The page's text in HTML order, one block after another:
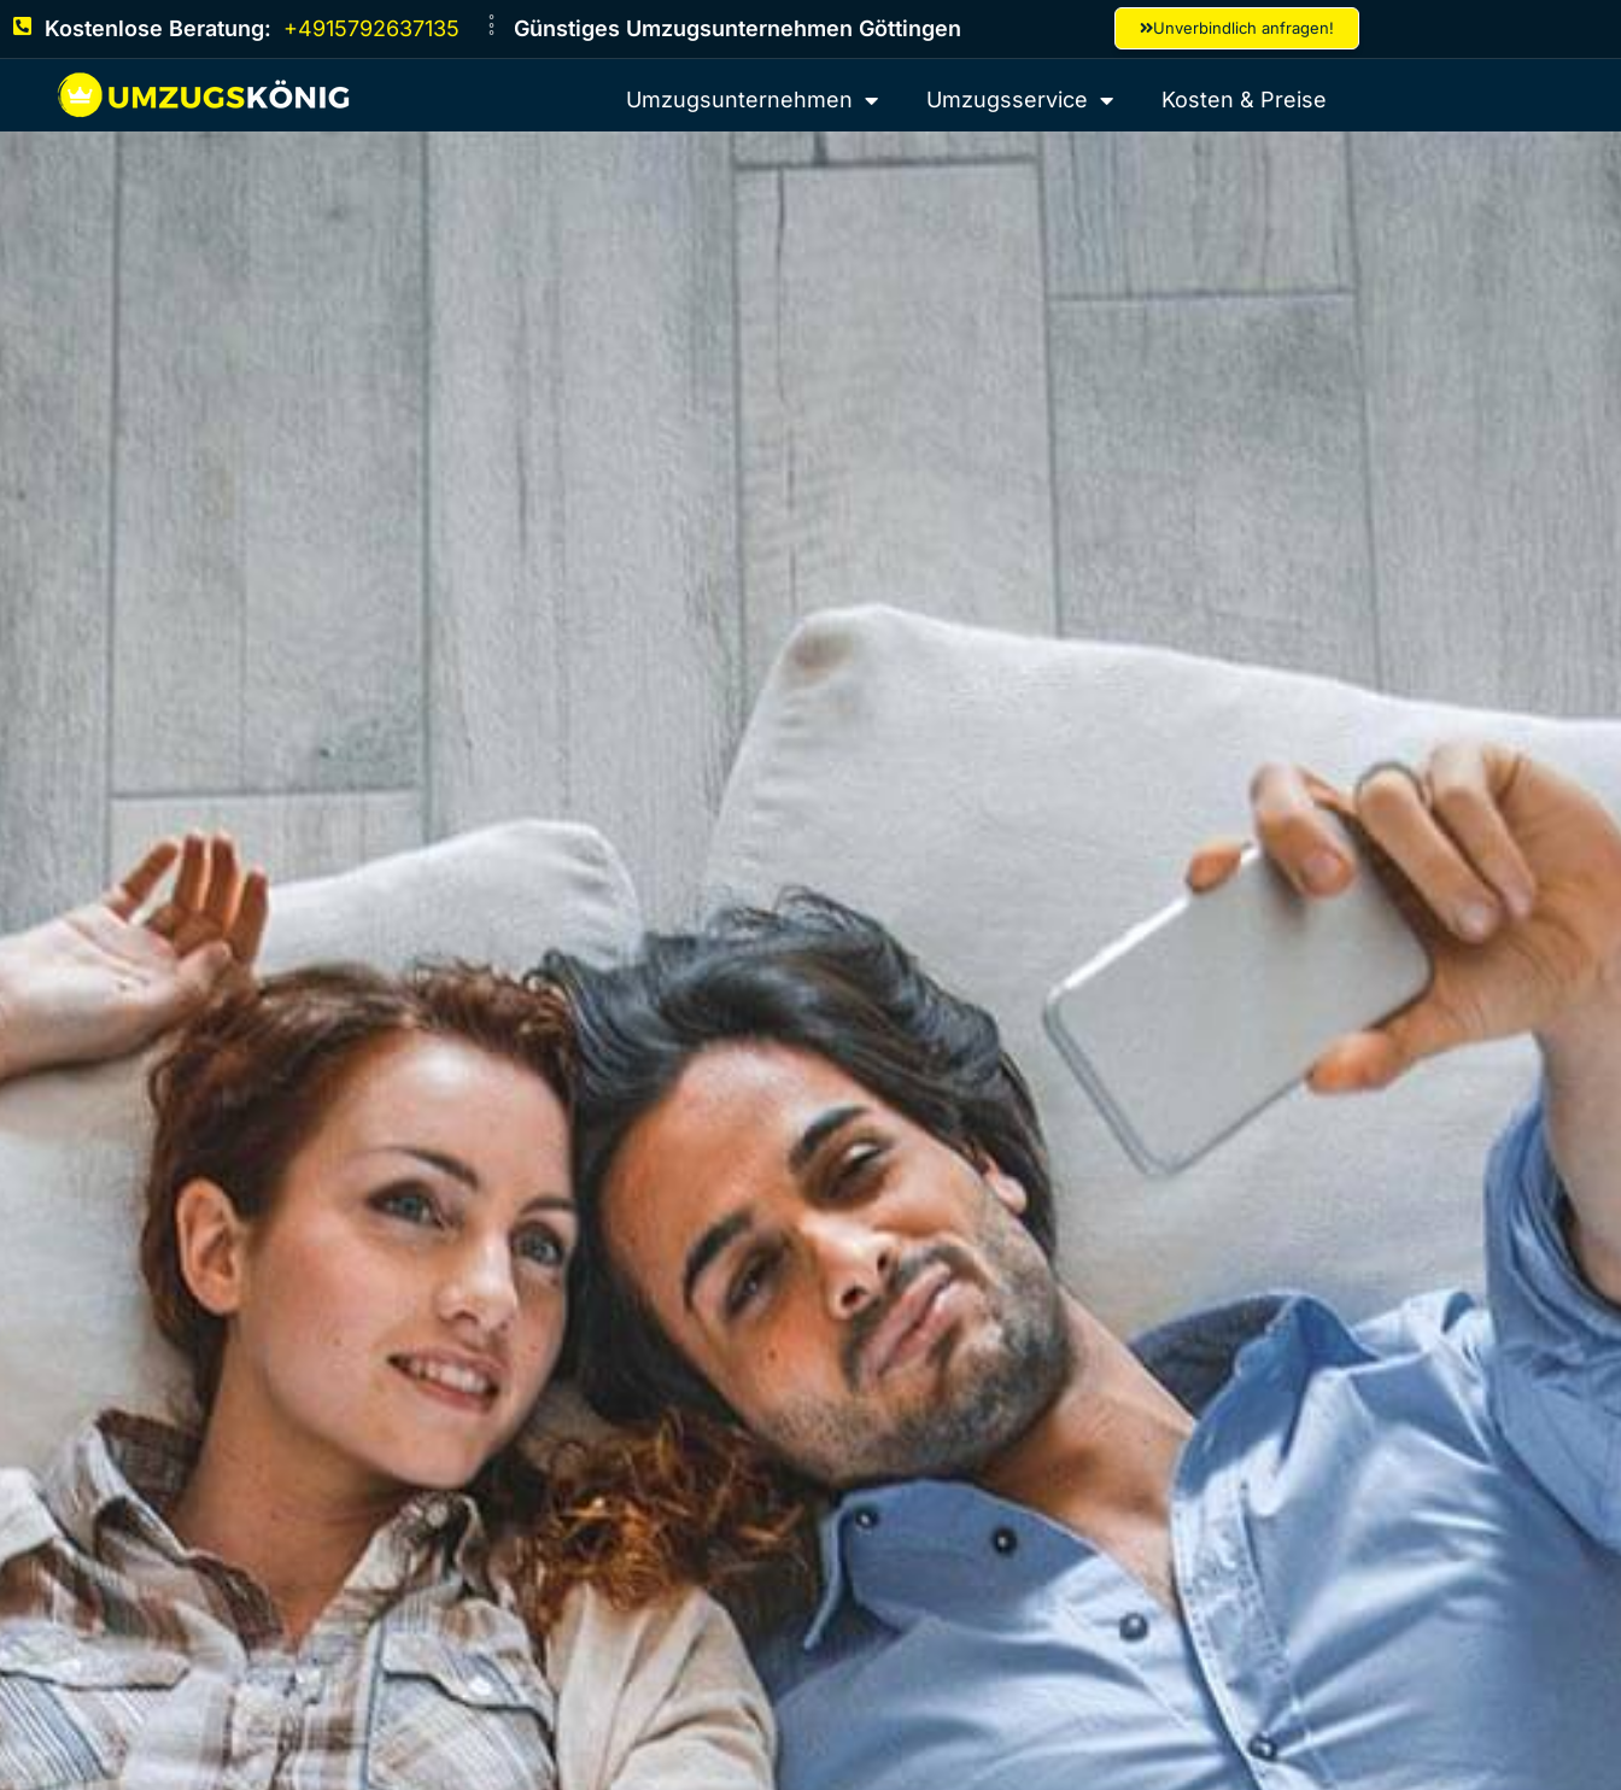
Kostenlose Beratung: +4915792637135 Günstiges Umzugsunternehmen Göttingen Unverbindlich anfragen!
Umzugsunternehmen Umzugsservice Kosten & Preise